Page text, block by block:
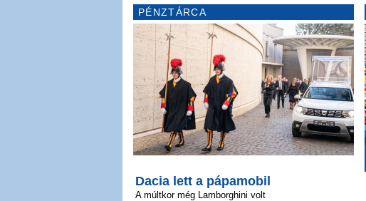
PÉNZTÁRCA
Dacia lett a pápamobil
A múltkor még Lamborghini volt